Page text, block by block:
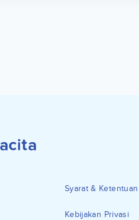
Syarat & Ketentuan
Kebijakan Privasi